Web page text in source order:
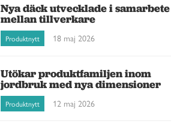
Nya däck utvecklade i samarbete
mellan tillverkare
Produktnytt 18 maj 2026
Utökar produktfamiljen inom
jordbruk med nya dimensioner
Produktnytt 12 maj 2026